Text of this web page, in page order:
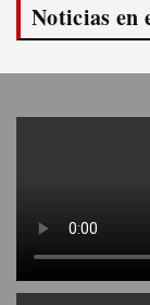
Noticias en